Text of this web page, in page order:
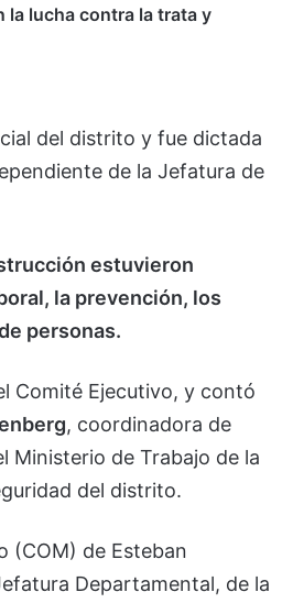
la lucha contra la trata y
del distrito y fue dictada
de la Jefatura de
estuvieron
la prevención, los
personas.
Comité Ejecutivo, y contó
, coordinadora de
Ministerio de Trabajo de la
del distrito.
(COM) de Esteban
Departamental, de la